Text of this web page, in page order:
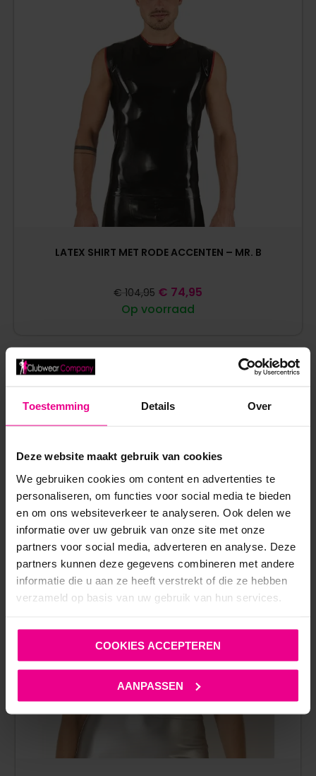
Toestemming Details Over
Deze website maakt gebruik van cookies
We gebruiken cookies om content en advertenties te
personaliseren, om functies voor social media te bieden
en om ons websiteverkeer te analyseren. Ook delen we
informatie over uw gebruik van onze site met onze
partners voor social media, adverteren en analyse. Deze
partners kunnen deze gegevens combineren met andere
informatie die u aan ze heeft verstrekt of die ze hebben
verzameld op basis van uw gebruik van hun services.
COOKIES ACCEPTEREN
AANPASSEN
LATEX SHIRT MET RODE ACCENTEN – MR. B
Op voorraad
€ 104,95 € 74,95